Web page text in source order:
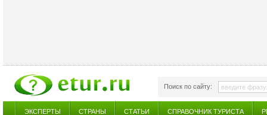
Поиск по сайту:
ЭКСПЕРТЫ СТРАНЫ СТАТЬИ СПРАВОЧНИК ТУРИСТА